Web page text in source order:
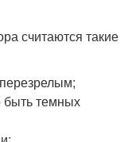
считаются такие
быть темных